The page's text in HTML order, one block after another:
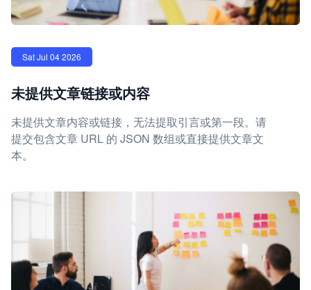
Sat Jul 04 2026
未提供文章链接或内容
未提供文章内容或链接，无法提取引言或第一段。请
提交包含文章 URL 的 JSON 数组或直接提供文章文
本。